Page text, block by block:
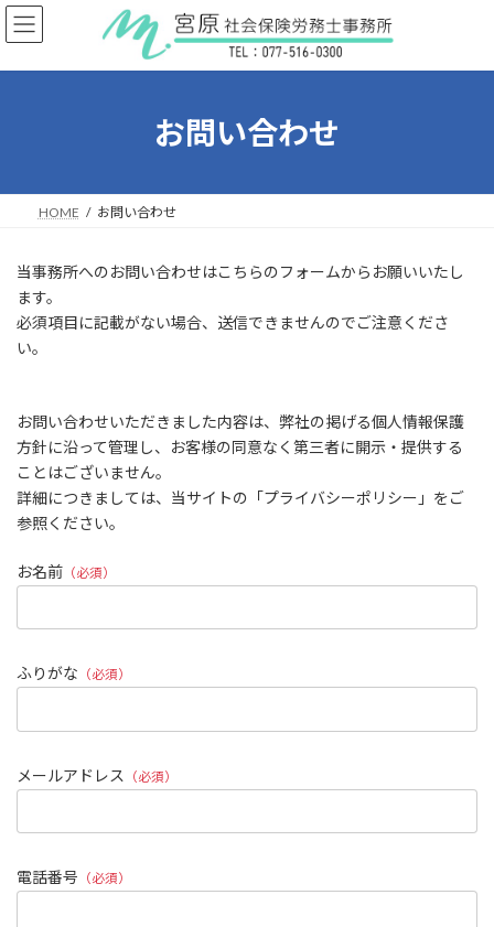
コ
ン
ン
ナ
ビ
ー
お問い合わせ
HOME お問い合わせ
当事務所へのお問い合わせはこちらのフォームからお願いいたし
ます。
必須項目に記載がない場合、送信できませんのでご注意くださ
い。
お問い合わせいただきました内容は、弊社の掲げる個人情報保護
方針に沿って管理し、お客様の同意なく第三者に開示・提供する
ことはございません。
詳細につきましては、当サイトの「プライバシーポリシー」をご
参照ください。
お名前 （必須）
ふりがな （必須）
メールアドレス （必須）
電話番号 （必須）